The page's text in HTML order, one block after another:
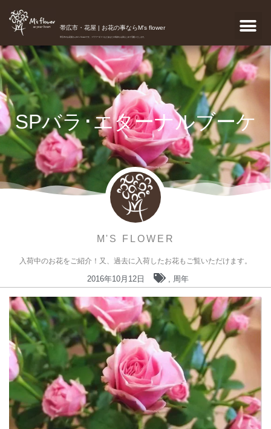
帯広市・花屋 | お花の事ならM's flower
帯広市のお花屋さんM's flowerです。フラワーギフトなどあなたの気持ちを真心こめて宅配いたします。
SPバラ･エターナルブーケ
M'S FLOWER
入荷中のお花をご紹介！又、過去に入荷したお花もご覧いただけます。
2016年10月12日 , 周年